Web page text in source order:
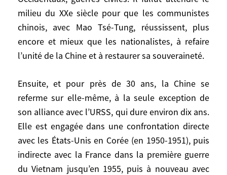
milieu du XXe siècle pour que les communistes
chinois, avec Mao Tsé-Tung, réussissent, plus
encore et mieux que les nationalistes, à refaire
l’unité de la Chine et à restaurer sa souveraineté.
Ensuite, et pour près de 30 ans, la Chine se
referme sur elle-même, à la seule exception de
son alliance avec l’URSS, qui dure environ dix ans.
Elle est engagée dans une confrontation directe
avec les États-Unis en Corée (en 1950-1951), puis
indirecte avec la France dans la première guerre
du Vietnam jusqu’en 1955, puis à nouveau avec
puissance en état de se défendre mais une
cible, une proie ou un marché (entre autres
pour l’opium britannique). Dépecée par des
puissances étrangères rivales, la Chine
entra alors dans un long tunnel où elle
attribution forcée de concessions aux
Occidentaux, guerres civiles. Il fallut
attendre le milieu du XXe siècle pour que
les communistes chinois, avec Mao Tsé-
Tung, réussissent, plus encore et mieux
que les nationalistes, à refaire l’unité de la
Chine et à restaurer sa souveraineté.